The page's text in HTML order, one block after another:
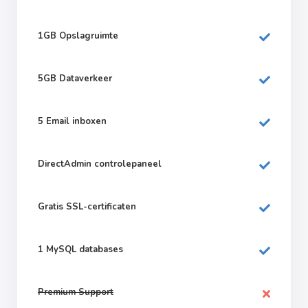
1GB Opslagruimte
5GB Dataverkeer
5 Email inboxen
DirectAdmin controlepaneel
Gratis SSL-certificaten
1 MySQL databases
Premium Support